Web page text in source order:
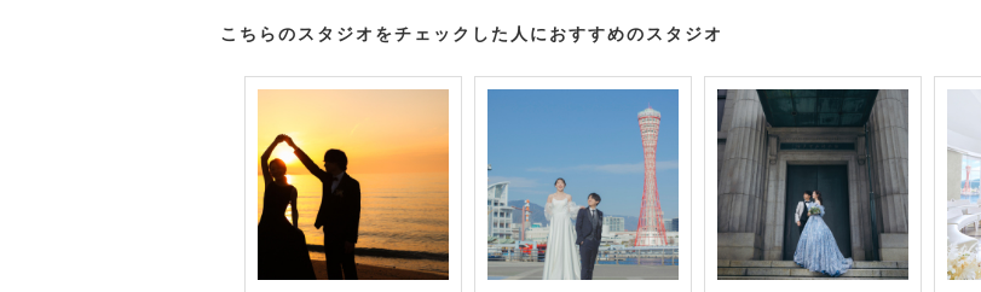
こちらのスタジオをチェックした人におすすめのスタジオ